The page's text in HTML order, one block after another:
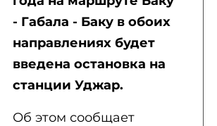
- Габала - Баку в обоих
направлениях будет
введена остановка на
станции Уджар.
Об этом сообщает